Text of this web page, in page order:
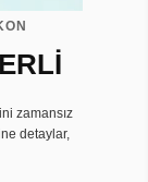
zamansız
detaylar,